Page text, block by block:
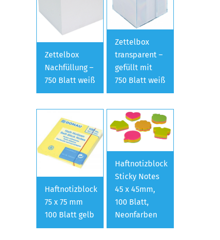
Zettelbox
Nachfüllung –
750 Blatt weiß
Zettelbox
transparent –
gefüllt mit
750 Blatt weiß
Haftnotizblock
75 x 75 mm
100 Blatt gelb
Haftnotizblock
Sticky Notes
45 x 45mm,
100 Blatt,
Neonfarben